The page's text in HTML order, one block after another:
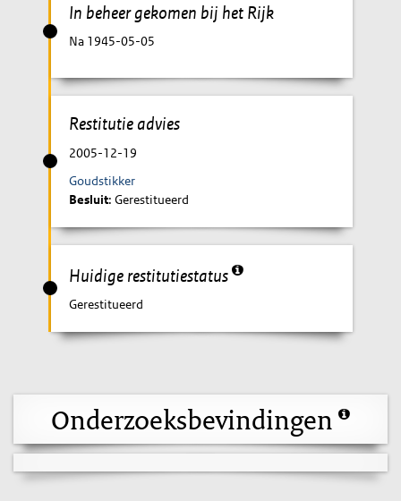
In beheer gekomen bij het Rijk
Na 1945-05-05
Restitutie advies
2005-12-19
Goudstikker
Besluit: Gerestitueerd
Huidige restitutiestatus
Gerestitueerd
Onderzoeksbevindingen